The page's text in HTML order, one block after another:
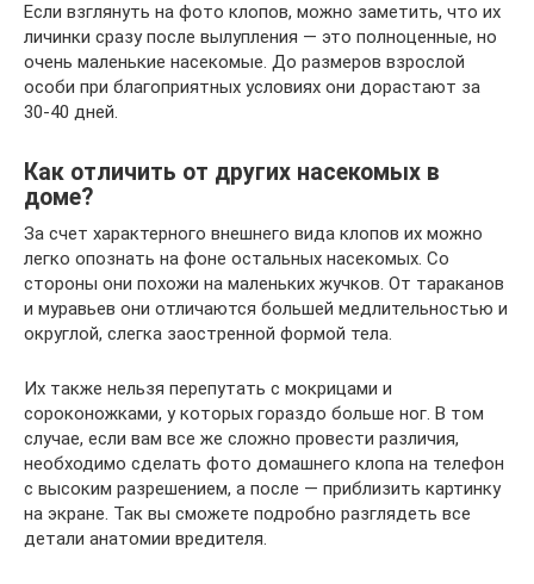
Если взглянуть на фото клопов, можно заметить, что их
личинки сразу после вылупления — это полноценные, но
очень маленькие насекомые. До размеров взрослой
особи при благоприятных условиях они дорастают за
30-40 дней.
Как отличить от других насекомых в
доме?
За счет характерного внешнего вида клопов их можно
легко опознать на фоне остальных насекомых. Со
стороны они похожи на маленьких жучков. От тараканов
и муравьев они отличаются большей медлительностью и
округлой, слегка заостренной формой тела.
Их также нельзя перепутать с мокрицами и
сороконожками, у которых гораздо больше ног. В том
случае, если вам все же сложно провести различия,
необходимо сделать фото домашнего клопа на телефон
с высоким разрешением, а после — приблизить картинку
на экране. Так вы сможете подробно разглядеть все
детали анатомии вредителя.